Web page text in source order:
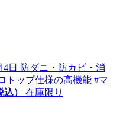
日 防ダニ・防カビ・消
トップ仕様の高機能 #マ
込） 在庫限り